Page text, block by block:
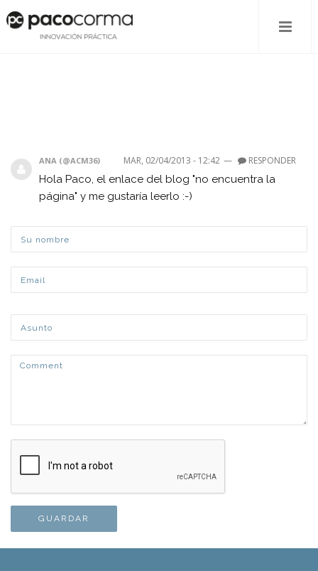
ANA (@ACM36) MAR, 02/04/2013 - 12:42 — RESPONDER
Hola Paco, el enlace del blog "no encuentra la
página" y me gustaría leerlo :-)